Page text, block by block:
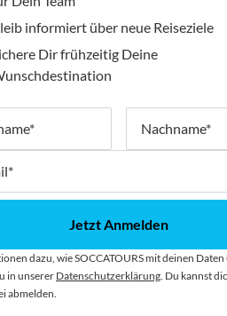
mit uns – über 70 Top-
perfekte Bedingungen für dein Spiel!
informiert über neue Reiseziele
Dir frühzeitig Deine
Jetzt Anmelden
dazu, wie SOCCATOURS mit deinen Daten
in unsererDatenschutzerklärung. Du kannst
abmelden.